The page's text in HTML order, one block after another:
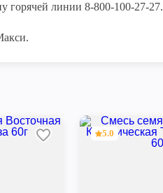
горячей линии 8-800-100-27-27.
5.0